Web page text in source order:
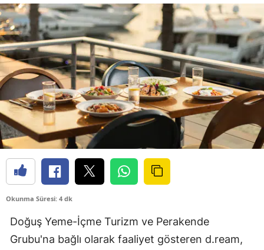
Okunma Süresi: 4 dk
Doğuş Yeme-İçme Turizm ve Perakende
Grubu'na bağlı olarak faaliyet gösteren d.ream,